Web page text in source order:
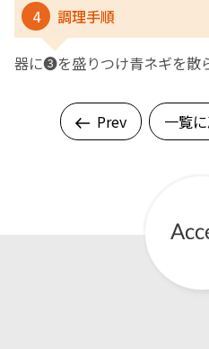
4 調理手順
器に❸を盛りつけ青ネギを散
Prev 一覧